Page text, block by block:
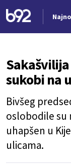
sukobi na
Bivšeg
oslobodile su
uhapšen u
ulicama.